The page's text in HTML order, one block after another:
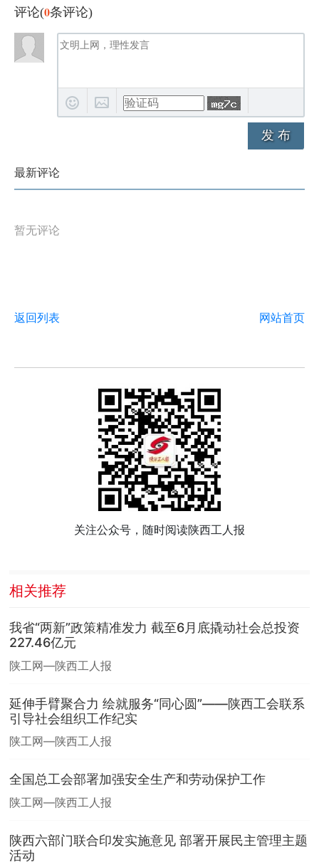
评论(0条评论)
发 布
最新评论
暂无评论
返回列表 网站首页
关注公众号，随时阅读陕西工人报
相关推荐
我省“两新”政策精准发力 截至6月底撬动社会总投资
227.46亿元
陕工网—陕西工人报
延伸手臂聚合力 绘就服务“同心圆”——陕西工会联系
引导社会组织工作纪实
陕工网—陕西工人报
全国总工会部署加强安全生产和劳动保护工作
陕工网—陕西工人报
陕西六部门联合印发实施意见 部署开展民主管理主题
活动